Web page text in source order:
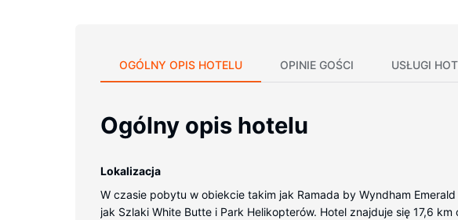
OGÓLNY OPIS HOTELU OPINIE GOŚCI USŁUGI
Ogólny opis hotelu
Lokalizacja
W czasie pobytu w obiekcie takim jak Ramada by Wyndham
jak Szlaki White Butte i Park Helikopterów. Hotel znajduje się 17,6